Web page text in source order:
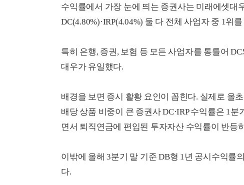
수익률에서 가장 눈에 띄는 증권사는 미래에셋대
DC(4.80%)·IRP(4.04%) 둘 다 전체 사업자 중 1위
특히 은행, 증권, 보험 등 모든 사업자를 통틀어
대우가 유일했다.
배경을 보면 증시 활황 요인이 꼽힌다. 실제로 올
배당 상품 비중이 큰 증권사 DC·IRP 수익률은 1
면서 퇴직연금에 편입된 투자자산 수익률이 반등
이밖에 올해 3분기 말 기준 DB형 1년 공시수익률
다.